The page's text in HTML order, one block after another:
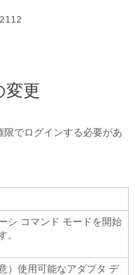
変更
でログインする必要があ
シ コマンド モードを開始
。
意）使用可能なアダプタ デ